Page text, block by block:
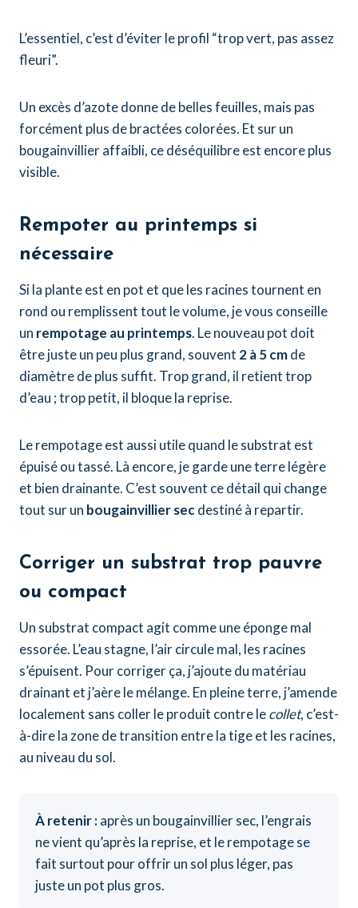
L’essentiel, c’est d’éviter le profil “trop vert, pas assez
fleuri”.
Un excès d’azote donne de belles feuilles, mais pas
forcément plus de bractées colorées. Et sur un
bougainvillier affaibli, ce déséquilibre est encore plus
visible.
Rempoter au printemps si
nécessaire
Si la plante est en pot et que les racines tournent en
rond ou remplissent tout le volume, je vous conseille
un rempotage au printemps. Le nouveau pot doit
être juste un peu plus grand, souvent 2 à 5 cmde
diamètre de plus suffit. Trop grand, il retient trop
d’eau ; trop petit, il bloque la reprise.
Le rempotage est aussi utile quand le substrat est
épuisé ou tassé. Là encore, je garde une terre légère
et bien drainante. C’est souvent ce détail qui change
tout sur un bougainvillier secdestiné à repartir.
Corriger un substrat trop pauvre
ou compact
Un substrat compact agit comme une éponge mal
essorée. L’eau stagne, l’air circule mal, les racines
s’épuisent. Pour corriger ça, j’ajoute du matériau
drainant et j’aère le mélange. En pleine terre, j’amende
localement sans coller le produit contre lecollet, c’est-
à-dire la zone de transition entre la tige et les racines,
au niveau du sol.
À retenir :après un bougainvillier sec, l’engrais
ne vient qu’après la reprise, et le rempotage se
fait surtout pour offrir un sol plus léger, pas
juste un pot plus gros.